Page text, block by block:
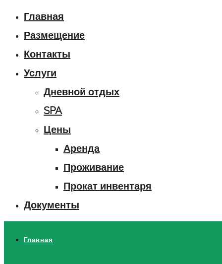
Главная
Размещение
Контакты
Услуги
Дневной отдых
SPA
Цены
Аренда
Проживание
Прокат инвентаря
Документы
Главная